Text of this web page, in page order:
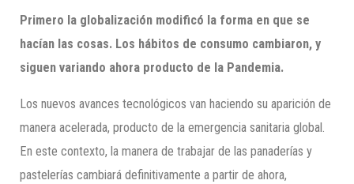
Primero la globalización modificó la forma en que se
hacían las cosas. Los hábitos de consumo cambiaron, y
siguenvariando ahora producto de la Pandemia.
Los nuevos avances tecnológicos van haciendo su aparición de
manera acelerada, producto de la emergencia sanitaria global.
En este contexto, la manera de trabajar de las panaderías y
pastelerías cambiará definitivamente a partir de ahora,